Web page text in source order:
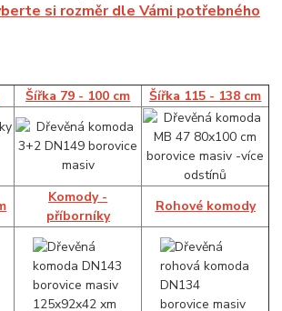
si rozměr dle Vámi potřebného
Šířka 79 - 100 cm Šířka 115 - 138 cm
Komody -
příborníky
Rohové komody